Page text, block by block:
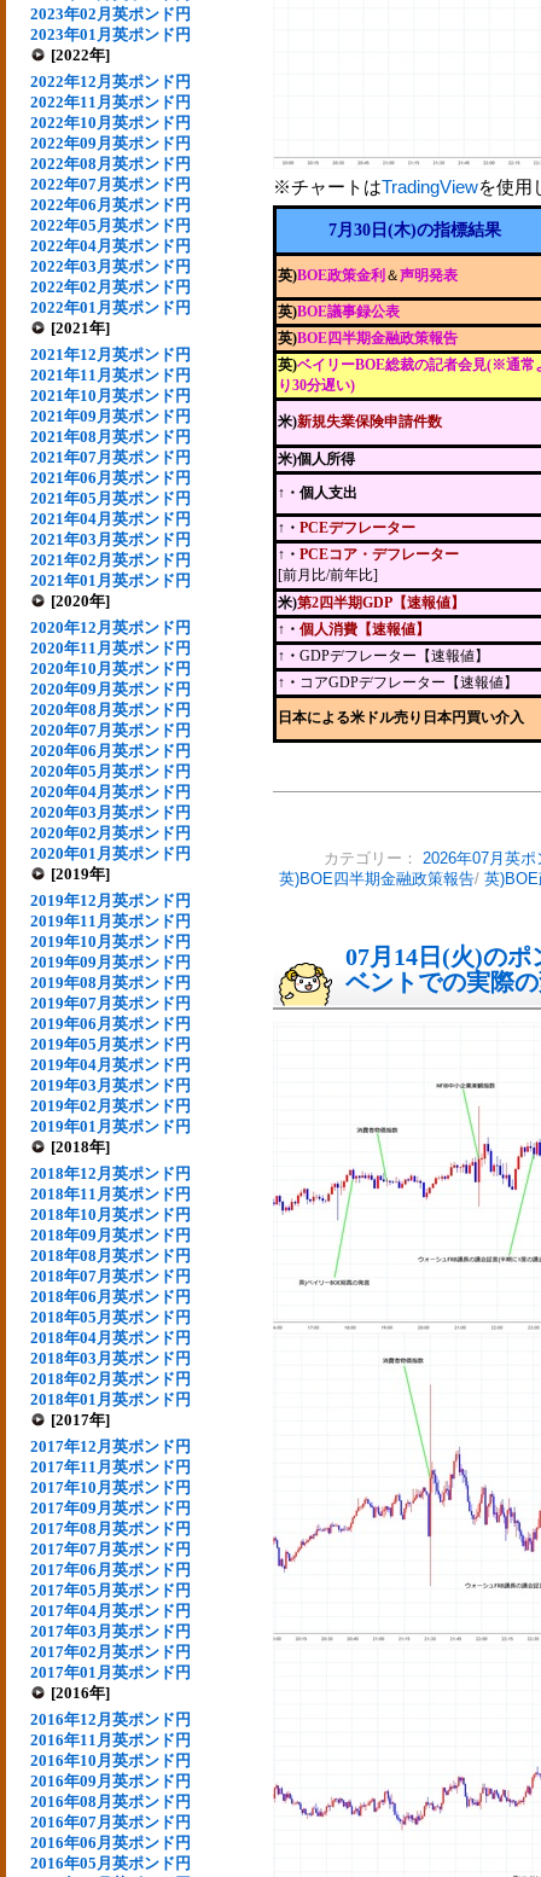
2023年02月英ポンド円
2023年01月英ポンド円
[2022年]
2022年12月英ポンド円
2022年11月英ポンド円
2022年10月英ポンド円
2022年09月英ポンド円
2022年08月英ポンド円
2022年07月英ポンド円
2022年06月英ポンド円
2022年05月英ポンド円
2022年04月英ポンド円
2022年03月英ポンド円
2022年02月英ポンド円
2022年01月英ポンド円
[2021年]
2021年12月英ポンド円
2021年11月英ポンド円
2021年10月英ポンド円
2021年09月英ポンド円
2021年08月英ポンド円
2021年07月英ポンド円
2021年06月英ポンド円
2021年05月英ポンド円
2021年04月英ポンド円
2021年03月英ポンド円
2021年02月英ポンド円
2021年01月英ポンド円
[2020年]
2020年12月英ポンド円
2020年11月英ポンド円
2020年10月英ポンド円
2020年09月英ポンド円
2020年08月英ポンド円
2020年07月英ポンド円
2020年06月英ポンド円
2020年05月英ポンド円
2020年04月英ポンド円
2020年03月英ポンド円
2020年02月英ポンド円
2020年01月英ポンド円
[2019年]
2019年12月英ポンド円
2019年11月英ポンド円
2019年10月英ポンド円
2019年09月英ポンド円
2019年08月英ポンド円
2019年07月英ポンド円
2019年06月英ポンド円
2019年05月英ポンド円
2019年04月英ポンド円
2019年03月英ポンド円
2019年02月英ポンド円
2019年01月英ポンド円
[2018年]
2018年12月英ポンド円
2018年11月英ポンド円
2018年10月英ポンド円
2018年09月英ポンド円
2018年08月英ポンド円
2018年07月英ポンド円
2018年06月英ポンド円
2018年05月英ポンド円
2018年04月英ポンド円
2018年03月英ポンド円
2018年02月英ポンド円
2018年01月英ポンド円
[2017年]
2017年12月英ポンド円
2017年11月英ポンド円
2017年10月英ポンド円
2017年09月英ポンド円
2017年08月英ポンド円
2017年07月英ポンド円
2017年06月英ポンド円
2017年05月英ポンド円
2017年04月英ポンド円
2017年03月英ポンド円
2017年02月英ポンド円
2017年01月英ポンド円
[2016年]
2016年12月英ポンド円
2016年11月英ポンド円
2016年10月英ポンド円
2016年09月英ポンド円
2016年08月英ポンド円
2016年07月英ポンド円
2016年06月英ポンド円
2016年05月英ポンド円
※チャートはTradingViewを使用
7月30日(木)の指標結果
英)BOE政策金利 ＆声明発表
英)BOE議事録公表
英)BOE四半期金融政策報告
英)ベイリーBOE総裁の記者会見(※通常
り30分遅い)
米)新規失業保険申請件数
米)個人所得
↑・個人支出
↑・ PCEデフレーター
↑・ PCEコア・デフレーター
[前月比/前年比]
米)第2四半期GDP【速報値】
↑・ 個人消費【速報値】
↑・ GDPデフレーター【速報値】
↑・ コアGDPデフレーター【速報値】
日本による米ドル売り日本円買い介入
カテゴリー： 2026年07月英ポ
英)BOE四半期金融政策報告/ 英
07月14日(火)の
ベントでの実際